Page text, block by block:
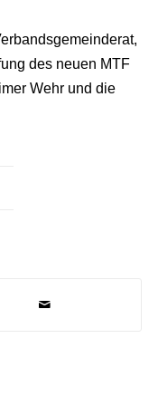
des neuen MTF
Wehr und die